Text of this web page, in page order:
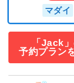
マダイ
「Jack
予約プラン